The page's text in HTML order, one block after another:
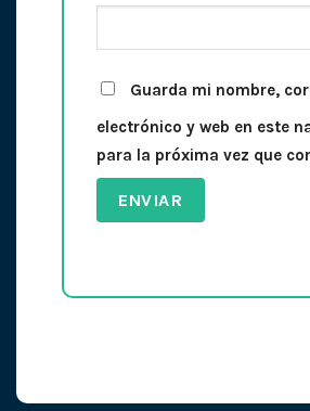
Guarda mi nombre,
electrónico y web en este
para la próxima vez que